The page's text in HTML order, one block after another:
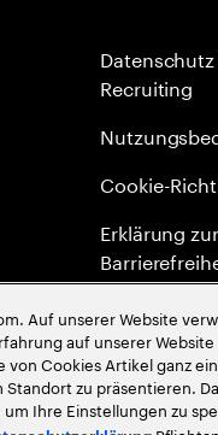
Recruiting
Cookie-
Erklärung zur
Site Map
Globale
Rechte vorbehalten
Auf unserer Website
auf unserer
Cookies Artikel ganz
zu präsentieren.
um Ihre Einstellungen zu